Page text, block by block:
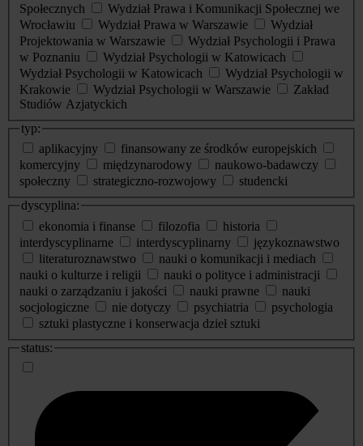
Społecznych
Wydział Prawa i Komunikacji Społecznej we
Wrocławiu
Wydział Prawa w Warszawie
Wydział
Projektowania w Warszawie
Wydział Psychologii i Prawa
w Poznaniu
Wydział Psychologii w Katowicach
Wydział Psychologii w Katowicach
Wydział Psychologii w
Krakowie
Wydział Psychologii w Warszawie
Zakład
Studiów Azjatyckich
typ:
aplikacyjny
finansowany ze środków europejskich
komercyjny
międzynarodowy
naukowo-badawczy
społeczny
strategiczno-rozwojowy
studencki
dyscyplina:
ekonomia i finanse
filozofia
historia
interdyscyplinarne
interdyscyplinarny
językoznawstwo
literaturoznawstwo
nauki o komunikacji i mediach
nauki o kulturze i religii
nauki o polityce i administracji
nauki o zarządzaniu i jakości
nauki prawne
nauki
socjologiczne
nie dotyczy psychiatria
psychologia
sztuki plastyczne i konserwacja dzieł sztuki
status: